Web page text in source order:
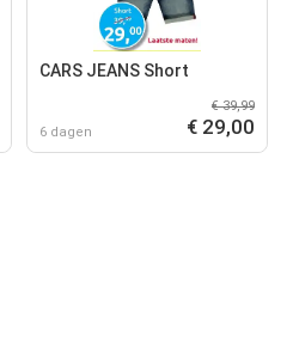
CARS JEANS Short
6 dagen
€ 39,99
€ 29,00